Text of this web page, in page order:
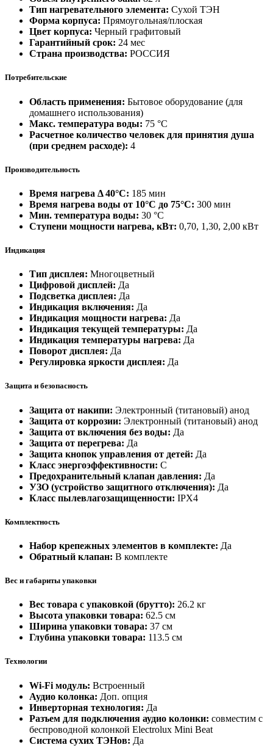
Тип нагревательного элемента: Сухой ТЭН
Форма корпуса: Прямоугольная/плоская
Цвет корпуса: Черный графитовый
Гарантийный срок: 24 мес
Страна производства: РОССИЯ
Потребительские
Область применения: Бытовое оборудование (для
домашнего использования)
Макс. температура воды: 75 °С
Расчетное количество человек для принятия душа
(при среднем расходе): 4
Производительность
Время нагрева Δ 40°С: 185 мин
Время нагрева воды от 10°С до 75°С: 300 мин
Мин. температура воды: 30 °С
Ступени мощности нагрева, кВт: 0,70, 1,30, 2,00 кВт
Индикация
Тип дисплея: Многоцветный
Цифровой дисплей: Да
Подсветка дисплея: Да
Индикация включения: Да
Индикация мощности нагрева: Да
Индикация текущей температуры: Да
Индикация температуры нагрева: Да
Поворот дисплея: Да
Регулировка яркости дисплея: Да
Защита и безопасность
Защита от накипи: Электронный (титановый) анод
Защита от коррозии: Электронный (титановый) анод
Защита от включения без воды: Да
Защита от перегрева: Да
Защита кнопок управления от детей: Да
Класс энергоэффективности: C
Предохранительный клапан давления: Да
УЗО (устройство защитного отключения): Да
Класс пылевлагозащищенности: IPX4
Комплектность
Набор крепежных элементов в комплекте: Да
Обратный клапан: В комплекте
Вес и габариты упаковки
Вес товара с упаковкой (брутто): 26.2 кг
Высота упаковки товара: 62.5 см
Ширина упаковки товара: 37 см
Глубина упаковки товара: 113.5 см
Технологии
Wi-Fi модуль: Встроенный
Аудио колонка: Доп. опция
Инверторная технология: Да
Разъем для подключения аудио колонки: совместим с
беспроводной колонкой Electrolux Mini Beat
Система сухих ТЭНов: Да